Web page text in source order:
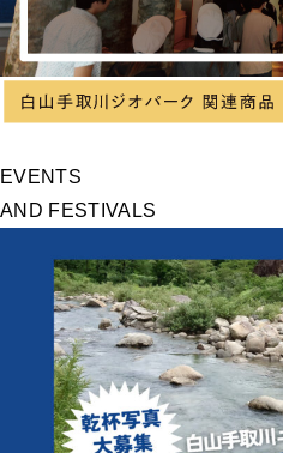
EVENTS
AND FESTIVALS